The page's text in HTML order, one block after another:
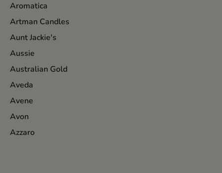
Aromatica
Artman Candles
Aunt Jackie's
Aussie
Australian Gold
Aveda
Avene
Avon
Azzaro